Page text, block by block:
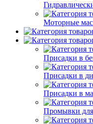
Моторные
Присадки в
Присадки в
Присадки в
Промывки